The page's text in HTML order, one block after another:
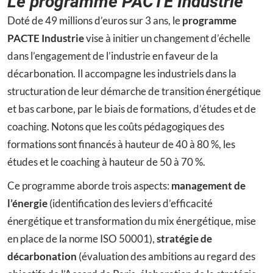
Doté de 49 millions d’euros sur 3 ans, leprogramme
PACTE Industrievise à initier un changement d’échelle
dans l’engagement de l’industrie en faveur de la
décarbonation. Il accompagne les industriels dans la
structuration de leur démarche de transition énergétique
et bas carbone, par le biais de formations, d’études et de
coaching. Notons que les coûts pédagogiques des
formations sont financés à hauteur de 40 à 80 %, les
études et le coaching à hauteur de 50 à 70 %.
Ce programme aborde trois aspects: management de
l’énergie(identification des leviers d’efficacité
énergétique et transformation du mix énergétique, mise
en place de la norme ISO 50001),stratégie de
décarbonation (évaluation des ambitions au regard des